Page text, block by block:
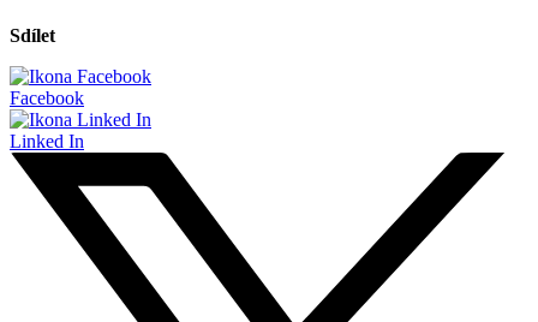
Sdílet
Facebook
Linked In